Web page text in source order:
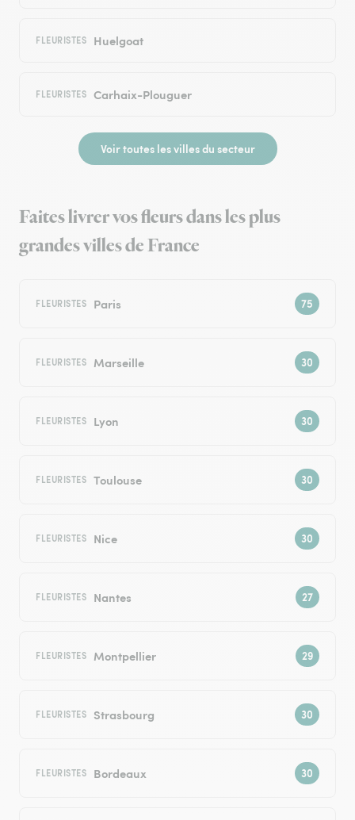
FLEURISTES Huelgoat
FLEURISTES Carhaix-Plouguer
Voir toutes les villes du secteur
Faites livrer vos fleurs dans les plus
grandes villes de France
FLEURISTES Paris
FLEURISTES Marseille
FLEURISTES Lyon
FLEURISTES Toulouse
FLEURISTES Nice
FLEURISTES Nantes
FLEURISTES Montpellier
FLEURISTES Strasbourg
FLEURISTES Bordeaux